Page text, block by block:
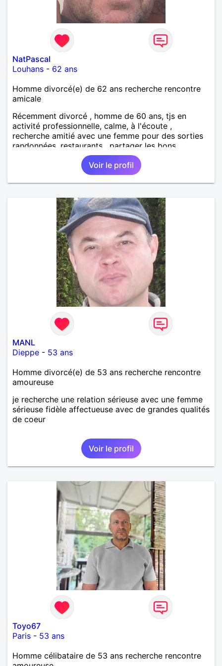
NatPascal
Louhans - 62 ans
Homme divorcé(e) de 62 ans recherche rencontre
amicale
Récemment divorcé , homme de 60 ans, tjs en
activité professionnelle, calme, à l'écoute ,
recherche amitié avec une femme pour des sorties
randonnées, restaurants , partager les bons
moments de la vie !
Voir le profil
MANL
Dieppe - 53 ans
Homme divorcé(e) de 53 ans recherche rencontre
amoureuse
je recherche une relation sérieuse avec une femme
sérieuse fidèle affectueuse avec de grandes qualités
de coeur
Voir le profil
Toyo67
Paris - 53 ans
Homme célibataire de 53 ans recherche rencontre